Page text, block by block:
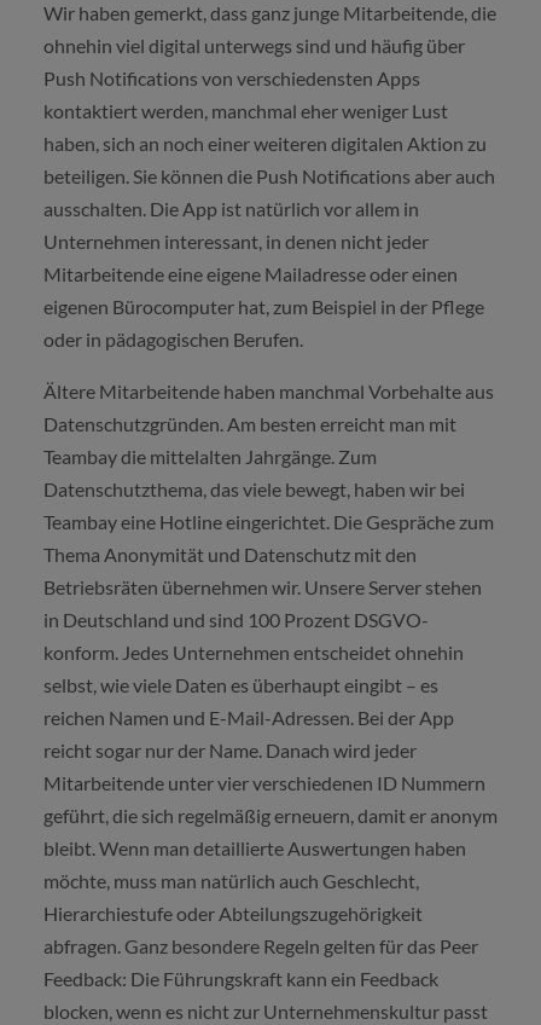
Wir haben gemerkt, dass ganz junge Mitarbeitende, die
ohnehin viel digital unterwegs sind und häufig über
Push Notifications von verschiedensten Apps
kontaktiert werden, manchmal eher weniger Lust
haben, sich an noch einer weiteren digitalen Aktion zu
beteiligen. Sie können die Push Notifications aber auch
ausschalten. Die App ist natürlich vor allem in
Unternehmen interessant, in denen nicht jeder
Mitarbeitende eine eigene Mailadresse oder einen
eigenen Bürocomputer hat, zum Beispiel in der Pflege
oder in pädagogischen Berufen.
Ältere Mitarbeitende haben manchmal Vorbehalte aus
Datenschutzgründen. Am besten erreicht man mit
Teambay die mittelalten Jahrgänge. Zum
Datenschutzthema, das viele bewegt, haben wir bei
Teambay eine Hotline eingerichtet. Die Gespräche zum
Thema Anonymität und Datenschutz mit den
Betriebsräten übernehmen wir. Unsere Server stehen
in Deutschland und sind 100 Prozent DSGVO-
konform. Jedes Unternehmen entscheidet ohnehin
selbst, wie viele Daten es überhaupt eingibt – es
reichen Namen und E-Mail-Adressen. Bei der App
reicht sogar nur der Name. Danach wird jeder
Mitarbeitende unter vier verschiedenen ID Nummern
geführt, die sich regelmäßig erneuern, damit er anonym
bleibt. Wenn man detaillierte Auswertungen haben
möchte, muss man natürlich auch Geschlecht,
Hierarchiestufe oder Abteilungszugehörigkeit
abfragen. Ganz besondere Regeln gelten für das Peer
Feedback: Die Führungskraft kann ein Feedback
blocken, wenn es nicht zur Unternehmenskultur passt